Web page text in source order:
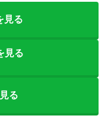
見る
見る
る